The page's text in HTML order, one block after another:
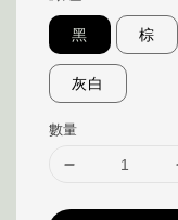
黑 棕
灰白
數量